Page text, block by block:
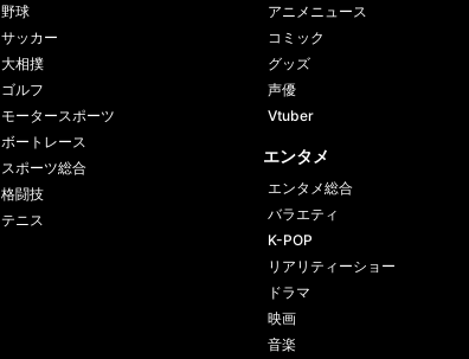
野球
サッカー
大相撲
ゴルフ
モータースポーツ
ボートレース
スポーツ総合
格闘技
テニス
アニメニュース
コミック
グッズ
声優
Vtuber
エンタメ
エンタメ総合
バラエティ
K-POP
リアリティーショー
ドラマ
映画
音楽